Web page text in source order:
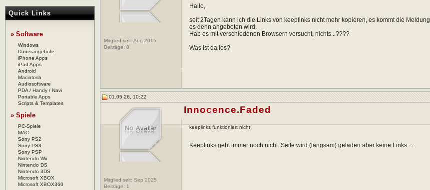
Quick Links
» Software
Windows
Dauerangebote
iPhone Apps
iPad Apps
Android
Macintosh
Audiosoftware
PDA / Handy / Navi
Portable Apps
Scripts & Templates
» Spiele
PC-Spiele
MAC
Sony PS2
Sony PS3
Sony PSP
Nintendo Wii
Nintendo DS
Nintendo 3DS
Microsoft XBOX
Microsoft XBOX360
AW: keeplinks funktioniert...
Zipponobs
Zipponobs
AW: keeplinks funktioniert...08.06.26,19:09
AW: keeplinks funktioniert...08.06.26,19:37
MatrixxneoAW: keeplinks funktioniert...09.06.26,
Mitglied seit: Aug 2015
Beiträge: 8
Hallo,
seit 2Tagen kann ich die Links von keeplinks nicht mehr kopieren, es kommt die
es denn angeboten wird.
Hab es mit verschiedenen Browsern versucht, nichts...????
Was ist da los?
01.05.26, 10:22
Mitglied seit: Sep 2025
Beiträge: 1
Innocence.Faded
keeplinks funktioniert nicht
Keeplinks geht immer noch nicht. Seite wird (langsam) geladen aber keine Links ...